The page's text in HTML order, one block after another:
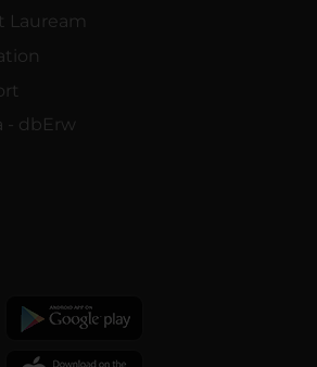
Lauream
- dbErw